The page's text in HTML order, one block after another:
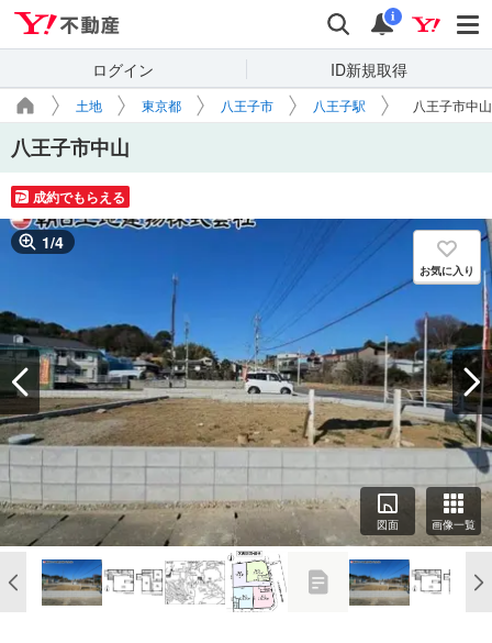
検索 通知
i
ログイン ID新規取得
土地 東京都 八王子市 八王子駅 八王子市中山
八王子市中山
成約でもらえる
1/4
お気に入り
図面 画像一覧